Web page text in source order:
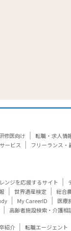
修医向け 転職・求人情
ービス フリーランス・
ンジを応援するサイト
世界遺産検定 総合
My CareerID 医療
高齢者施設検索・介護相
紹介 転職エージェント